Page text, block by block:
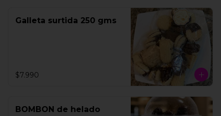
Galleta surtida 250 gms
$7.990
BOMBON de helado